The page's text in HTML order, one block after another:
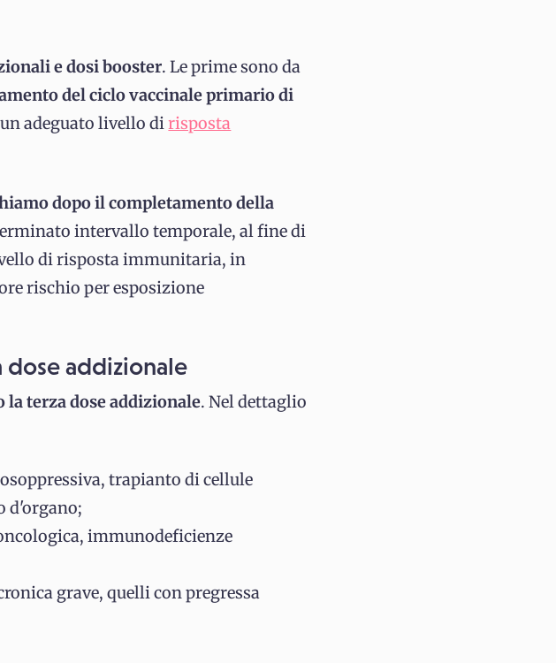
e dosi booster. Le prime sono da
del ciclo vaccinale primario di
adeguato livello dirisposta
dopo il completamento della
intervallo temporale, al fine di
di risposta immunitaria, in
rischio per esposizione
dose addizionale
la terza dose addizionale. Nel dettaglio
trapianto di cellule
d'organo;
immunodeficienze
grave, quelli con pregressa